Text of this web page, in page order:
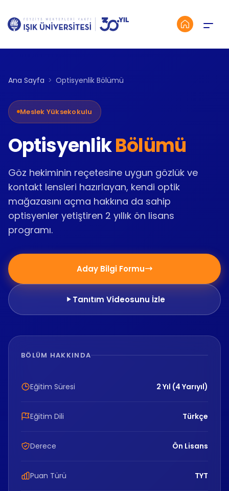
Menü
Ana Sayfa Optisyenlik Bölümü
Meslek Yüksekokulu
OptisyenlikBölümü
Göz hekiminin reçetesine uygun gözlük ve
kontakt lensleri hazırlayan, kendi optik
mağazasını açma hakkına da sahip
optisyenler yetiştiren 2 yıllık ön lisans
programı.
Aday Bilgi Formu
Tanıtım Videosunu İzle
BÖLÜM HAKKINDA
Eğitim Süresi 2 Yıl (4 Yarıyıl)
Eğitim Dili Türkçe
Derece Ön Lisans
Puan Türü TYT